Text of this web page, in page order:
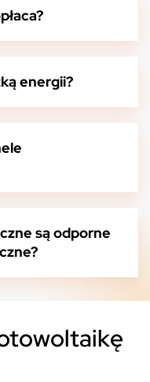
energii?
są odporne